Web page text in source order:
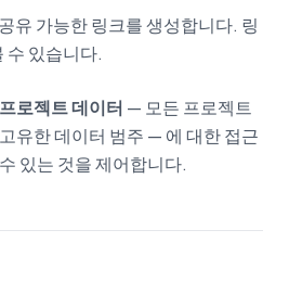
유 가능한 링크를 생성합니다. 링
수 있습니다.
로젝트 데이터 — 모든 프로젝트
유한 데이터 범주 — 에 대한 접근
있는 것을 제어합니다.